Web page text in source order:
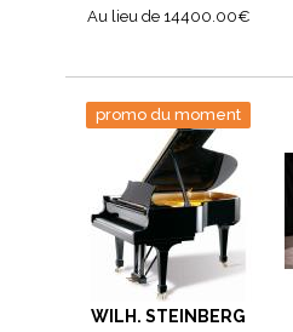
Au lieu de 14400.00€
promo du moment
WILH. STEINBERG